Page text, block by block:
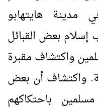
إسلام بعض القبائل
واكتشاف مقبرة
واكتشاف أن بعض
باحتكاكهم